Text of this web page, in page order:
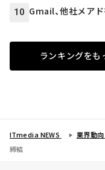
10 Gmail、他社メア
ランキングをも
ITmedia NEWS 業界動向
締結